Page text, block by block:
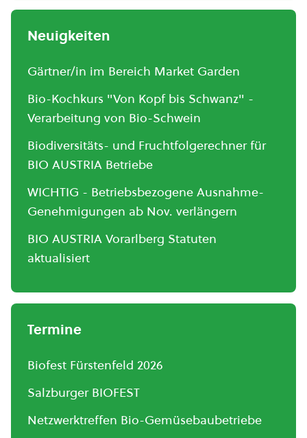
Neuigkeiten
Gärtner/in im Bereich Market Garden
Bio-Kochkurs "Von Kopf bis Schwanz" -
Verarbeitung von Bio-Schwein
Biodiversitäts- und Fruchtfolgerechner für
BIO AUSTRIA Betriebe
WICHTIG - Betriebsbezogene Ausnahme-
Genehmigungen ab Nov. verlängern
BIO AUSTRIA Vorarlberg Statuten
aktualisiert
Termine
Biofest Fürstenfeld 2026
Salzburger BIOFEST
Netzwerktreffen Bio-Gemüsebaubetriebe